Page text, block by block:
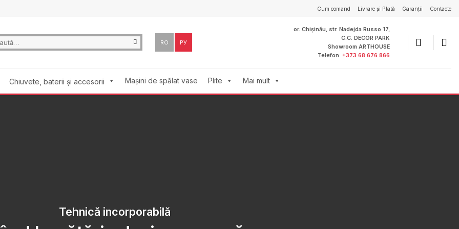
Cum comand Livrare și Plată Garanții Contacte
RO РУ
or. Chișinău, str. Nadejda Russo 17,
C.C. DECOR PARK
Showroom ARTHOUSE
Telefon: +373 68 676 866
Chiuvete, baterii și accesorii Mașini de spălat vase Plite Mai mult
Tehnică incorporabilă